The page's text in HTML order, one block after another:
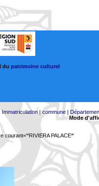
du patrimoine culturel
Immatriculation|commune|
Mode
courant='*RIVIERA PALACE*'